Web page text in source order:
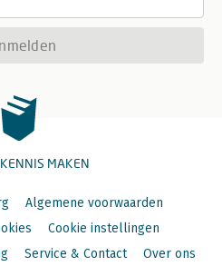
MAKEN
Algemene voorwaarden
Cookie instellingen
Service & Contact Over ons